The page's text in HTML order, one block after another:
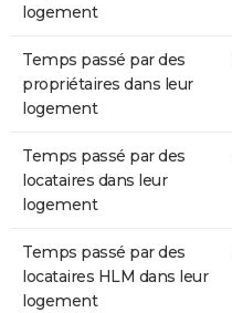
logement
Temps passé par des
propriétaires dans leur
logement
Temps passé par des
locataires dans leur
logement
Temps passé par des
locataires HLM dans leur
logement